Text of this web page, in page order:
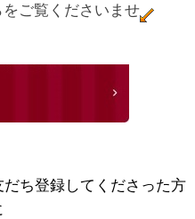
ご覧くださいませ
ち登録してくださった方